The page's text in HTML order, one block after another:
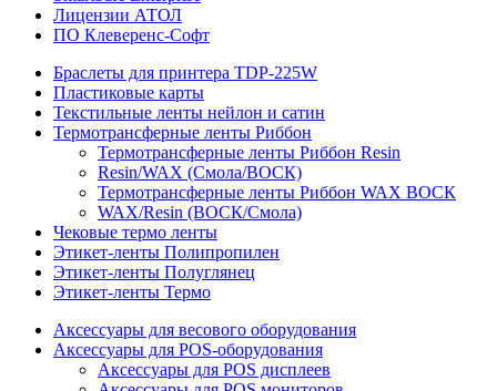
Лицензии АТОЛ
ПО Клеверенс-Софт
Браслеты для принтера TDP-225W
Пластиковые карты
Текстильные ленты нейлон и сатин
Термотрансферные ленты Риббон
Термотрансферные ленты Риббон Resin
Resin/WAX (Смола/ВОСК)
Термотрансферные ленты Риббон WAX ВОСК
WAX/Resin (ВОСК/Смола)
Чековые термо ленты
Этикет-ленты Полипропилен
Этикет-ленты Полуглянец
Этикет-ленты Термо
Аксессуары для весового оборудования
Аксессуары для POS-оборудования
Аксессуары для POS дисплеев